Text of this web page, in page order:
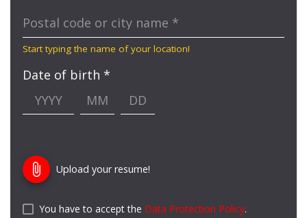
Postal code or city name *
Start typing the name of your location!
Date of birth *
attach_file Upload your resume!
You have to accept the Data Protection Policy.